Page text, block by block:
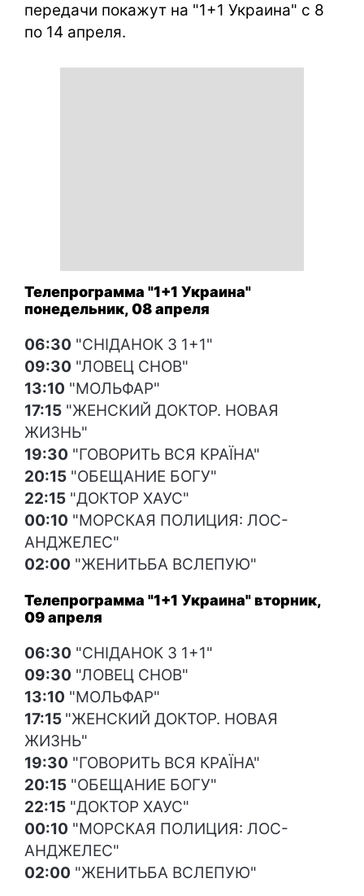
передачи покажут на "1+1 Украина" с 8
по 14 апреля.
Телепрограмма "1+1 Украина"
понедельник, 08 апреля
06:30 "СНІДАНОК З 1+1"
09:30 "ЛОВЕЦ СНОВ"
13:10 "МОЛЬФАР"
17:15 "ЖЕНСКИЙ ДОКТОР. НОВАЯ
ЖИЗНЬ"
19:30 "ГОВОРИТЬ ВСЯ КРАЇНА"
20:15 "ОБЕЩАНИЕ БОГУ"
22:15 "ДОКТОР ХАУС"
00:10 "МОРСКАЯ ПОЛИЦИЯ: ЛОС-
АНДЖЕЛЕС"
02:00 "ЖЕНИТЬБА ВСЛЕПУЮ"
Телепрограмма "1+1 Украина" вторник,
09 апреля
06:30 "СНІДАНОК З 1+1"
09:30 "ЛОВЕЦ СНОВ"
13:10 "МОЛЬФАР"
17:15 "ЖЕНСКИЙ ДОКТОР. НОВАЯ
ЖИЗНЬ"
19:30 "ГОВОРИТЬ ВСЯ КРАЇНА"
20:15 "ОБЕЩАНИЕ БОГУ"
22:15 "ДОКТОР ХАУС"
00:10 "МОРСКАЯ ПОЛИЦИЯ: ЛОС-
АНДЖЕЛЕС"
02:00 "ЖЕНИТЬБА ВСЛЕПУЮ"